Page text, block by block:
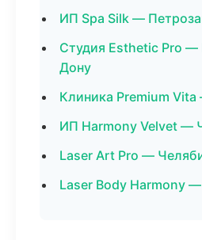
ИП Spa Silk —
Студия Esthetic Pro —
Дону
Клиника Premium
ИП Harmony Velvet —
Laser Art Pro —
Laser Body Harmony